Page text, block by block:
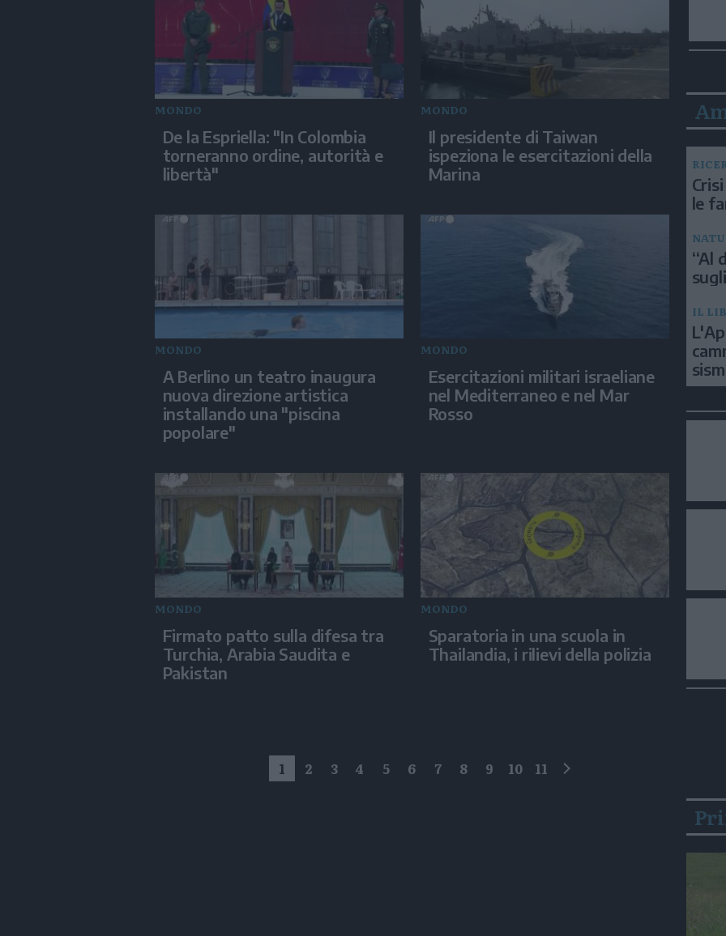
MONDO
De la Espriella: "In Colombia
torneranno ordine, autorità e
libertà"
MONDO
Il presidente di Taiwan
ispeziona le esercitazioni della
Marina
MONDO
A Berlino un teatro inaugura
nuova direzione artistica
installando una "piscina
popolare"
MONDO
Esercitazioni militari israeliane
nel Mediterraneo e nel Mar
Rosso
MONDO
Firmato patto sulla difesa tra
Turchia, Arabia Saudita e
Pakistan
MONDO
Sparatoria in una scuola in
Thailandia, i rilievi della polizia
1 2 3 4 5 6 7 8 9 10 11
le
“Al
IL